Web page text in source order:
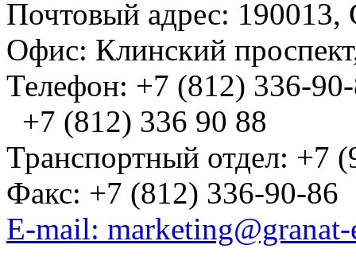
Почтовый адрес: 190013,
Офис: Клинский
Телефон: +7 (812) 336-
+7 (812) 336 90 88
Транспортный отдел: +7
Факс: +7 (812) 336-90-86
E-mail: